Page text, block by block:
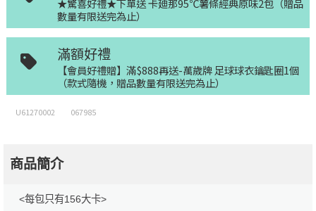
★驚喜好禮★下單送 卡廸那95℃薯條經典原味2包（贈品
數量有限送完為止）
滿額好禮
【會員好禮贈】滿$888再送-萬歲牌 足球球衣鑰匙圈1個
（款式隨機，贈品數量有限送完為止）
U61270002 067985
商品簡介
<每包只有156大卡>